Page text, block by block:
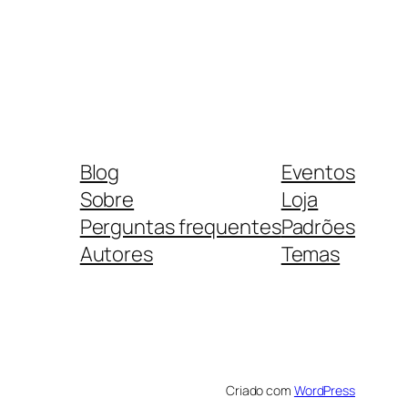
Blog
Sobre
Perguntas frequentes
Autores
Eventos
Loja
Padrões
Temas
Criado com WordPress